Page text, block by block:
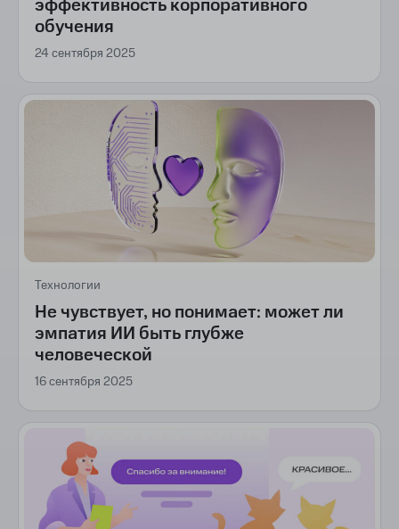
эффективность корпоративного
обучения
24 сентября 2025
Технологии
Не чувствует, но понимает: может ли
эмпатия ИИ быть глубже
человеческой
16 сентября 2025